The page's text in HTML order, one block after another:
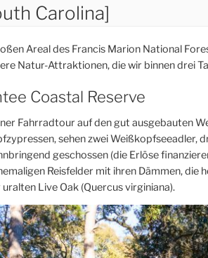
Carolina]
Areal des Francis Marion National
Natur-Attraktionen, die wir binnen drei
Coastal Reserve
Fahrradtour auf den gut ausgebauten
sehen zwei Weißkopfseeadler,
geschossen (die Erlöse
Reisfelder mit ihren Dämmen,
Live Oak (Quercus virginiana).